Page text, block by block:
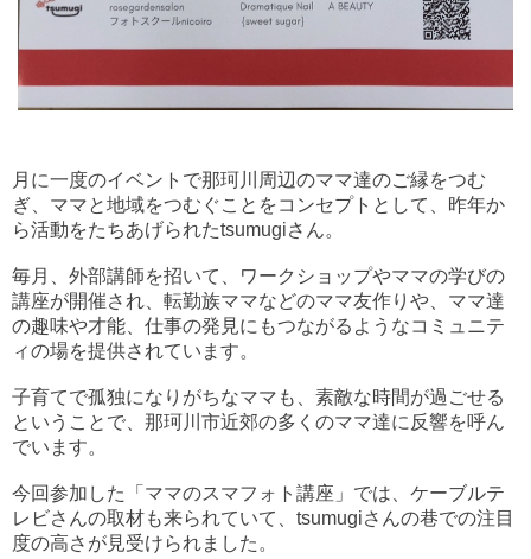
月に一度のイベントで那珂川周辺のママ達のご縁をつむ
ぎ、ママと地域をつむぐことをコンセプトとして、昨年か
ら活動をたちあげられたtsumugiさん。
毎月、外部講師を招いて、ワークショップやママの学びの
講座が開催され、転勤族ママなどのママ友作りや、ママ達
の趣味や才能、仕事の発見にもつながるようなコミュニテ
ィの場を提供されています。
子育てで孤独になりがちなママも、素敵な時間が過ごせる
ということで、那珂川市近郊の多くのママ達に反響を呼ん
でいます。
今回参加した「 ママのスマフォト講座 」では、ケーブルテ
レビさんの取材も来られていて、tsumugiさんの巷での注目
度の高さが見受けられました。